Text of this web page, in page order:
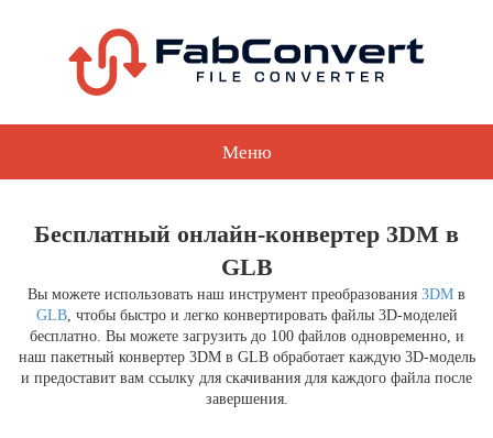
Меню
Бесплатный онлайн-конвертер 3DM в
GLB
Вы можете использовать наш инструмент преобразования 3DM в
GLB, чтобы быстро и легко конвертировать файлы 3D-моделей
бесплатно. Вы можете загрузить до 100 файлов одновременно, и
наш пакетный конвертер 3DM в GLB обработает каждую 3D-модель
и предоставит вам ссылку для скачивания для каждого файла после
завершения.